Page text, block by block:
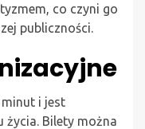
co czyni go
publiczności.
i jest
życia. Bilety można